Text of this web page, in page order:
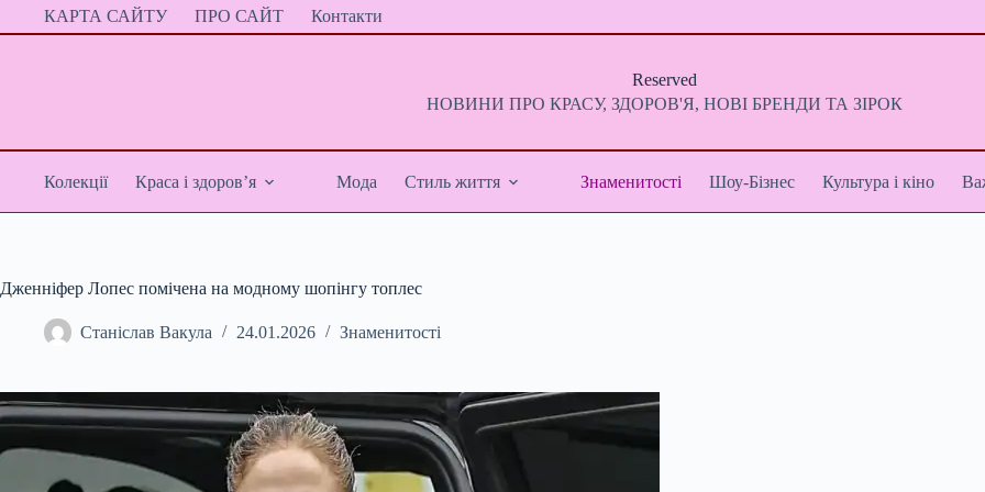
ПерейтиКАРТА САЙТУ ПРО САЙТ Контакти
Reserved
НОВИНИ ПРО КРАСУ, ЗДОРОВ'Я, НОВІ БРЕНДИ ТА ЗІРОК
Колекції Краса і здоров’я Мода Стиль життя Знаменитості Шоу-Бізнес Культура і кіно
Дженніфер Лопес помічена на модному шопінгу топлес
Станіслав Вакула 24.01.2026 Знаменитості